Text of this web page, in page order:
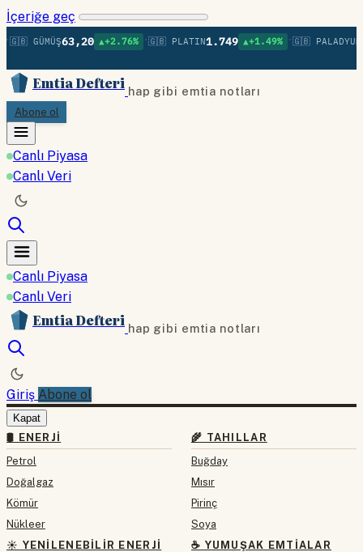
İçeriğe geç
🇬🇧 GÜMÜŞ63,20 ▲+2.76% •🇬🇧 PLATIN1.749 ▲+1.49% •🇬🇧 PALADYUM
Emtia Defteri hap gibi emtia notları
Abone ol
Canlı Piyasa
Canlı Veri
Canlı Piyasa
Canlı Veri
Emtia Defteri hap gibi emtia notları
Giriş Abone ol
Kapat
🛢 ENERJI
Petrol
Doğalgaz
Kömür
Nükleer
☀️ YENILENEBILIR ENERJI
🌾 TAHILLAR
Buğday
Mısır
Pirinç
Soya
☕ YUMUŞAK EMTIALAR